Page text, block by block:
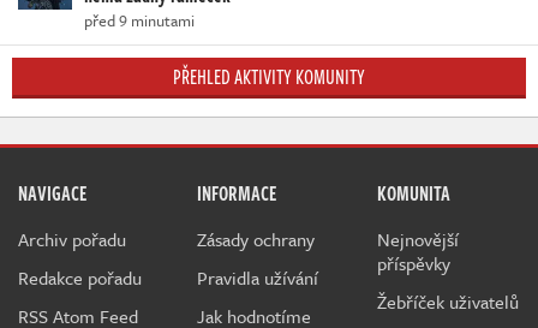
před 9 minutami
PŘEHLED AKTIVITY KOMUNITY
NAVIGACE
Archiv pořadu
Redakce pořadu
RSS Atom Feed
INFORMACE
Zásady ochrany
Pravidla užívání
Jak hodnotíme
KOMUNITA
Nejnovější
příspěvky
Žebříček uživatelů